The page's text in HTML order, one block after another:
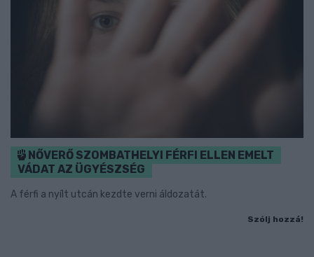
NŐVERŐ SZOMBATHELYI FÉRFI ELLEN EMELT
VÁDAT AZ ÜGYÉSZSÉG
A férfi a nyílt utcán kezdte verni áldozatát.
Szólj hozzá!